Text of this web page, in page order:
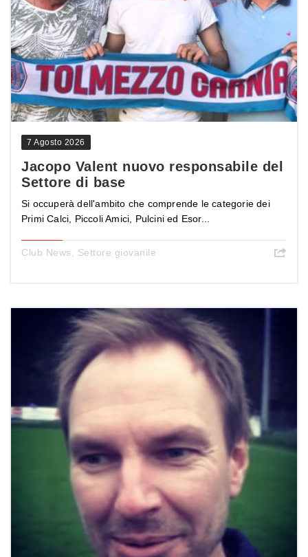
7 Agosto 2026
Jacopo Valent nuovo responsabile del
Settore di base
Si occuperà dell'ambito che comprende le categorie dei
Primi Calci, Piccoli Amici, Pulcini ed Esor...
Club News, Settore giovanile